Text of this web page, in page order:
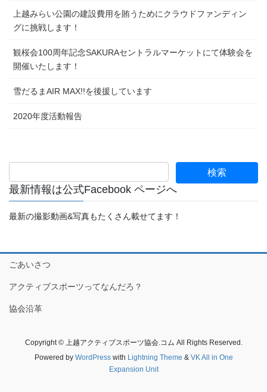
上越みらい公園の建設費用を賄うためにクラウドファンディン
グに挑戦します！
観桜会100周年記念SAKURAセントラルマーケットにて体験会を
開催いたします！
雪だるまAIR MAX!!を後援しています
2020年度活動報告
最新情報は公式Facebook ページへ
最新の撮影動画&写真もたくさん載せてます！
ごあいさつ
アクティブスポーツってなんだろ？
協会沿革
Copyright © 上越アクティブスポーツ協会.コム All Rights Reserved.
Powered by WordPresswith Lightning Theme & VK All in One
Expansion Unit